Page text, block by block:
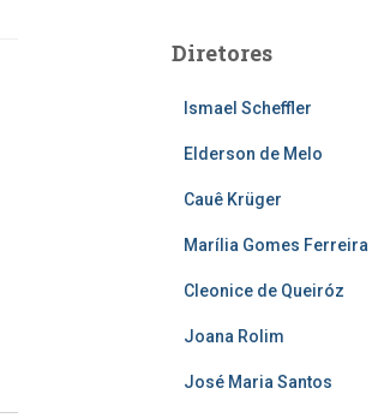
Diretores
Ismael Scheffler
Elderson de Melo
Cauê Krüger
Marília Gomes Ferreira
Cleonice de Queiróz
Joana Rolim
José Maria Santos